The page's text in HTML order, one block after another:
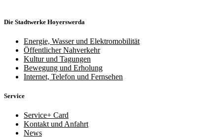
Die Stadtwerke Hoyerswerda
Energie, Wasser und Elektromobilität
Öffentlicher Nahverkehr
Kultur und Tagungen
Bewegung und Erholung
Internet, Telefon und Fernsehen
Service
Service+ Card
Kontakt und Anfahrt
News